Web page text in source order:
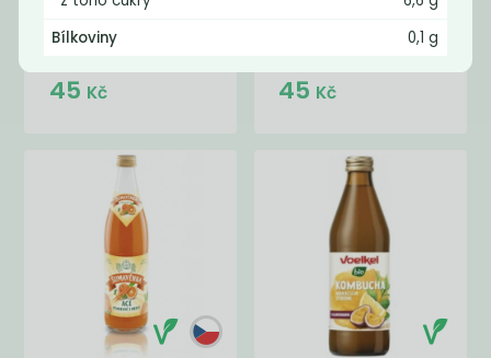
Šumavěnka
jablko třešeň
45 Kč 45 Kč
Bílkoviny
0,1 g